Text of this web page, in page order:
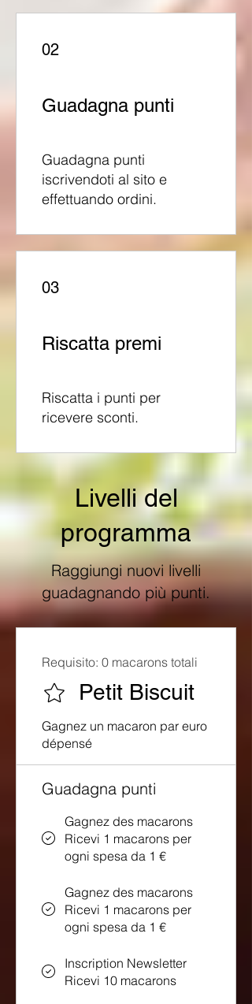
02
Guadagna punti
Guadagna punti
iscrivendoti al sito e
effettuando ordini.
03
Riscatta premi
Riscatta i punti per
ricevere sconti.
Livelli del
programma
Raggiungi nuovi livelli
guadagnando più punti.
Petit Biscuit
Requisito: 0 macarons totali
Gagnez un macaron par euro
dépensé
Guadagna punti
Gagnez des macarons
Ricevi 1 macarons per
ogni spesa da 1 €
Gagnez des macarons
Ricevi 1 macarons per
ogni spesa da 1 €
Inscription Newsletter
Ricevi 10 macarons